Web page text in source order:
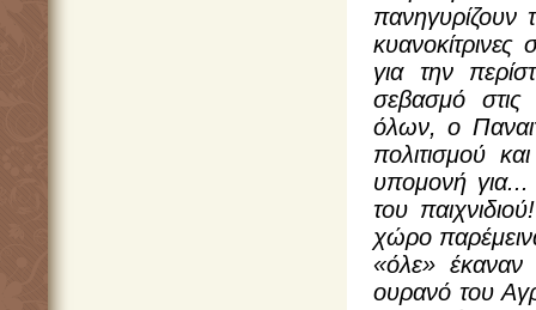
κυανοκίτρινες
για την
σεβασμό στις
όλων, ο
πολιτισμού
υπομονή για...
του
χώρο
«όλε»
ουρανό του